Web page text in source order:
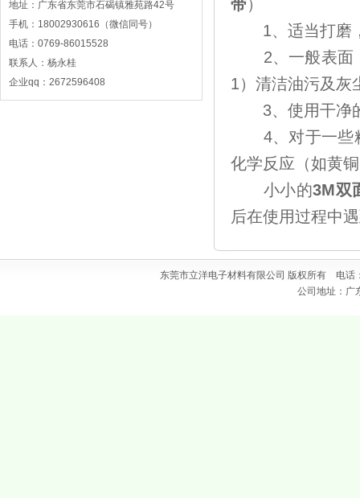
地址：广东省东莞市石碣镇雅苑路42号
手机：18002930616（微信同号）
电话：0769-86015528
联系人：杨永桂
企业qq：2672596408
带）
1、适当打磨，
2、一般表面，
1）清洁油污及灰
3、使用干净的
4、对于一些粗
化学反应（如黄
小小的3M双
后在使用过程中
东莞市立洋电子材料有限公司 版权所有 电
公司地址：广